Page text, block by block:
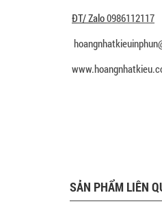
ĐT/ Zalo0986112117
SẢN PHẨM LIÊN